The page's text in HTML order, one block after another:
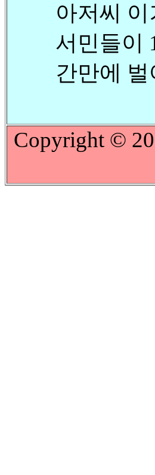
아저씨 이
서민들이
간만에
Copyright ©